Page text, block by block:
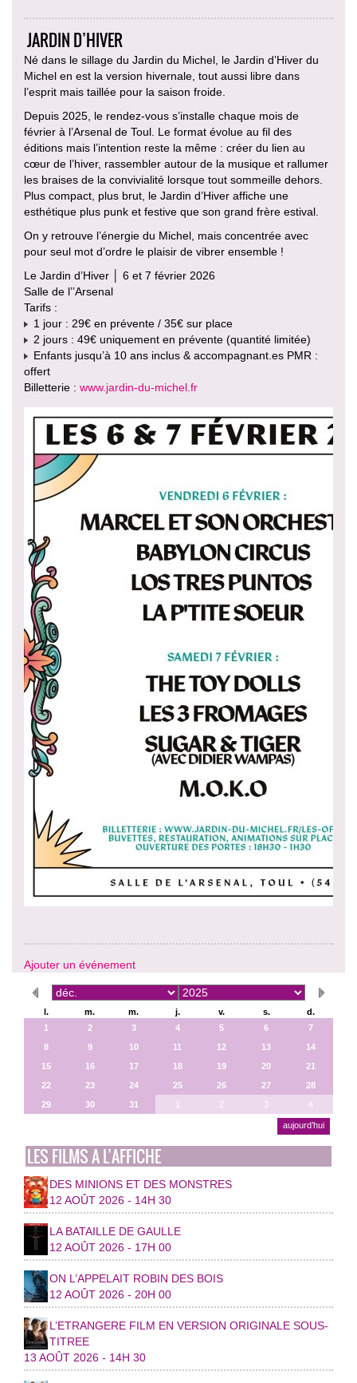
JARDIN D’HIVER
Né dans le sillage du Jardin du Michel, le Jardin d’Hiver du
Michel en est la version hivernale, tout aussi libre dans
l’esprit mais taillée pour la saison froide.
Depuis 2025, le rendez-vous s’installe chaque mois de
février à l’Arsenal de Toul. Le format évolue au fil des
éditions mais l’intention reste la même : créer du lien au
cœur de l’hiver, rassembler autour de la musique et rallumer
les braises de la convivialité lorsque tout sommeille dehors.
Plus compact, plus brut, le Jardin d’Hiver affiche une
esthétique plus punk et festive que son grand frère estival.
On y retrouve l’énergie du Michel, mais concentrée avec
pour seul mot d’ordre le plaisir de vibrer ensemble !
Le Jardin d’Hiver │ 6 et 7 février 2026
Salle de l’’Arsenal
Tarifs :
1 jour : 29€ en prévente / 35€ sur place
2 jours : 49€ uniquement en prévente (quantité limitée)
Enfants jusqu’à 10 ans inclus & accompagnant.es PMR :
offert
Billetterie : www.jardin-du-michel.fr
Ajouter un événement
l. m. m. j. v. s.
d.
1
2 3 4 5 6
7
8
9 10 11 12 13
14
15
16 17 18 19 20
21
22
23 24 25 26 27
28
29
30 31 1 2 3 4
aujourd’hui
LES FILMS A L’AFFICHE
DES MINIONS ET DES MONSTRES
12 AOÛT 2026 - 14H 30
LA BATAILLE DE GAULLE
12 AOÛT 2026 - 17H 00
ON L’APPELAIT ROBIN DES BOIS
12 AOÛT 2026 - 20H 00
L’ETRANGERE FILM EN VERSION ORIGINALE SOUS-
TITREE
13 AOÛT 2026 - 14H 30